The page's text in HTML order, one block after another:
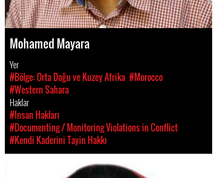
Mohamed Mayara
Yer
#Bölge: Orta Doğu ve Kuzey Afrika #Morocco
#Western Sahara
Haklar
#Insan Hakları
#Documenting / Monitoring Violations in Conflict
#Kendi Kaderini Tayin Hakkı